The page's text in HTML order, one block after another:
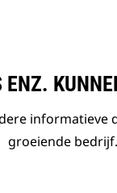
informatieve
groeiende bedrijf.